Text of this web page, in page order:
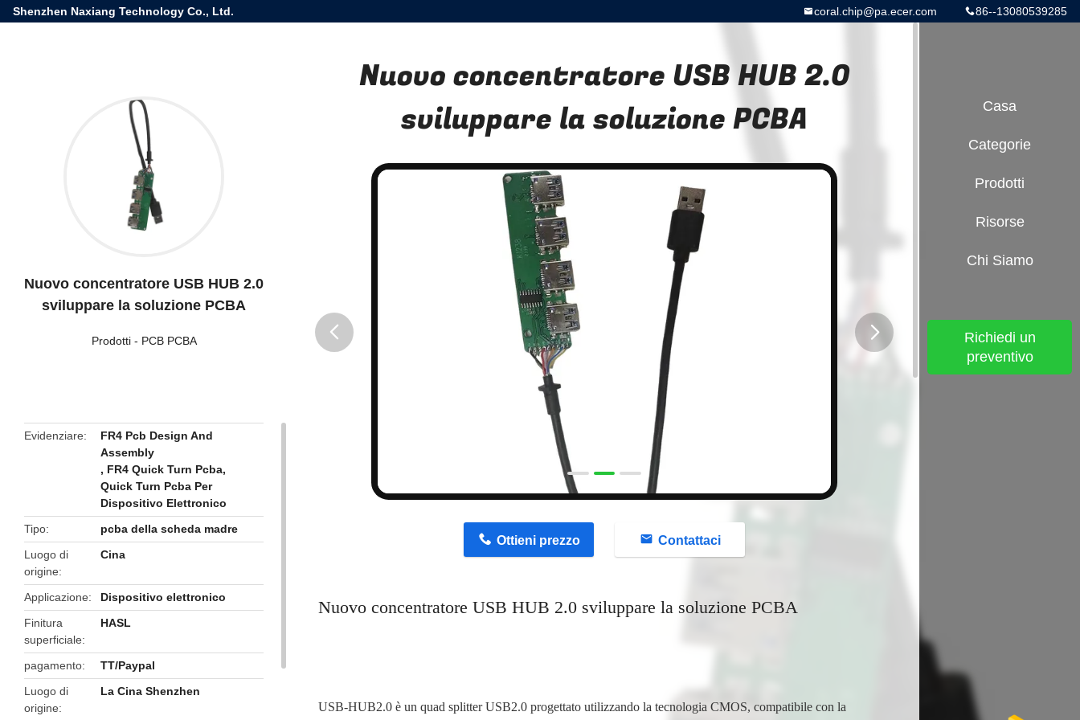
Shenzhen Naxiang Technology Co., Ltd. 86--13080539285
coral.chip@pa.ecer.com
Nuovo concentratore USB HUB 2.0
sviluppare la soluzione PCBA
Prodotti- PCB PCBA
Evidenziare
FR4 Pcb Design And
Assembly
, FR4 Quick Turn Pcba,
Quick Turn Pcba Per
Dispositivo Elettronico
Tipo
pcba della scheda madre
Luogo di
origine
Cina
Applicazione
Dispositivo elettronico
Finitura
superficiale
HASL
pagamento
TT/Paypal
Luogo di
origine
La Cina Shenzhen
Nuovo concentratore USB HUB 2.0
sviluppare la soluzione PCBA
Ottieni prezzo Contattaci
Nuovo concentratore USB HUB 2.0 sviluppare la soluzione PCBA
USB-HUB2.0 è un quad splitter USB2.0 progettato utilizzando la tecnologia CMOS, compatibile con la
Casa
Categorie
Prodotti
Risorse
Chi Siamo
Richiedi un
preventivo